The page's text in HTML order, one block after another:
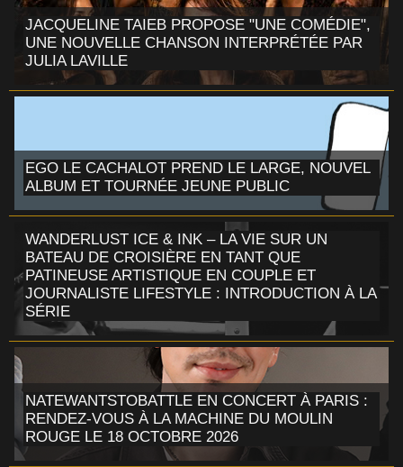
JACQUELINE TAIEB PROPOSE "UNE COMÉDIE",
UNE NOUVELLE CHANSON INTERPRÉTÉE PAR
JULIA LAVILLE
EGO LE CACHALOT PREND LE LARGE, NOUVEL
ALBUM ET TOURNÉE JEUNE PUBLIC
WANDERLUST ICE & INK – LA VIE SUR UN
BATEAU DE CROISIÈRE EN TANT QUE
PATINEUSE ARTISTIQUE EN COUPLE ET
JOURNALISTE LIFESTYLE : INTRODUCTION À LA
SÉRIE
NATEWANTSTOBATTLE EN CONCERT À PARIS :
RENDEZ-VOUS À LA MACHINE DU MOULIN
ROUGE LE 18 OCTOBRE 2026